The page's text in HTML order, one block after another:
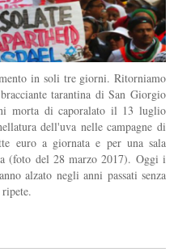
in soli tre giorni. Ritorniamo
tarantina di San Giorgio
morta di caporalato il 13 luglio
dell'uva nelle campagne di
euro a giornata e per una sala
(foto del 28 marzo 2017). Oggi i
alzato negli anni passati senza